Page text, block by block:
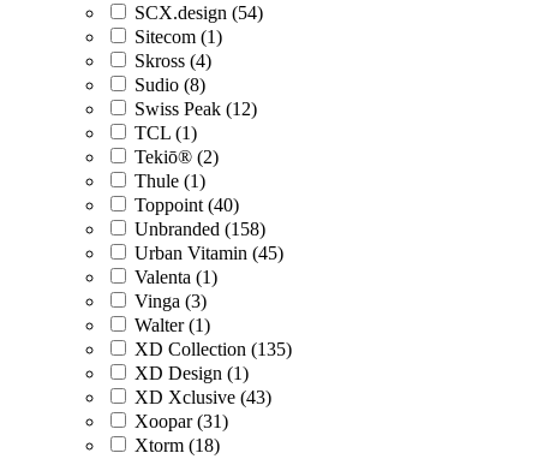
SCX.design (54)
Sitecom (1)
Skross (4)
Sudio (8)
Swiss Peak (12)
TCL (1)
Tekiō® (2)
Thule (1)
Toppoint (40)
Unbranded (158)
Urban Vitamin (45)
Valenta (1)
Vinga (3)
Walter (1)
XD Collection (135)
XD Design (1)
XD Xclusive (43)
Xoopar (31)
Xtorm (18)